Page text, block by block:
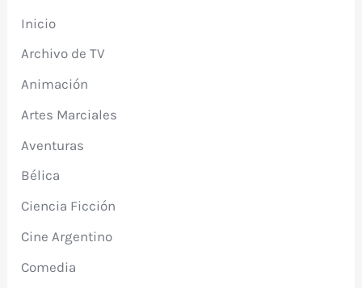
Inicio
Archivo de TV
Animación
Artes Marciales
Aventuras
Bélica
Ciencia Ficción
Cine Argentino
Comedia